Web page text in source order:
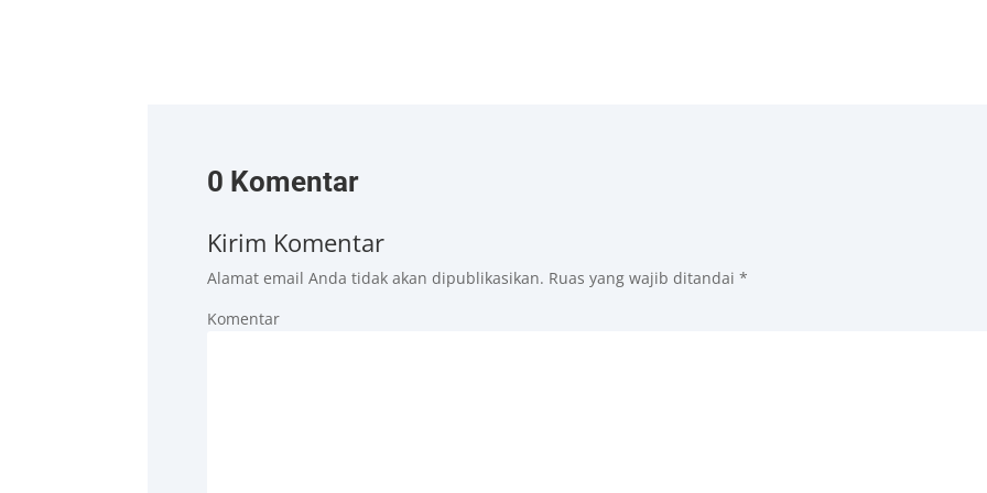
0 Komentar
Kirim Komentar
Alamat email Anda tidak akan dipublikasikan. Ruas yang wajib ditandai*